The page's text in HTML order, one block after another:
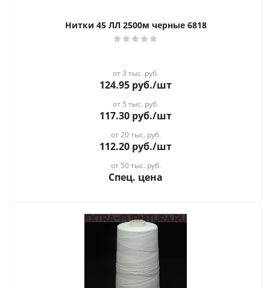
Нитки 45 ЛЛ 2500м черные 6818
от 3 тыс. руб.
124.95 руб./шт
от 5 тыс. руб.
117.30 руб./шт
от 20 тыс. руб.
112.20 руб./шт
от 50 тыс. руб.
Спец. цена